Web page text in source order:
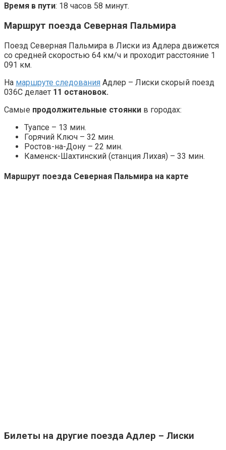
Время в пути: 18 часов 58 минут.
Маршрут поезда Северная Пальмира
Поезд Северная Пальмира в Лиски из Адлера движется
со средней скоростью 64 км/ч и проходит расстояние 1
091 км.
На маршруте следования Адлер – Лиски скорый поезд
036С делает 11 остановок.
Самые продолжительные стоянки в городах:
Туапсе – 13 мин.
Горячий Ключ – 32 мин.
Ростов-на-Дону – 22 мин.
Каменск-Шахтинский (станция Лихая) – 33 мин.
Маршрут поезда Северная Пальмира на карте
Билеты на другие поезда Адлер – Лиски